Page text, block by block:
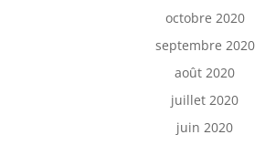
octobre 2020
septembre 2020
août 2020
juillet 2020
juin 2020